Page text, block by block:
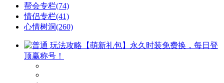
帮会专栏(74)
情侣专栏(41)
心情树洞(260)
玩法攻略 【萌新礼包】永久时装免费换，每日登
顶赢称号！